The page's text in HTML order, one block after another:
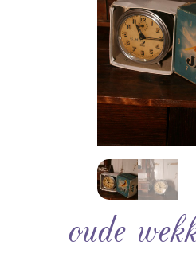
oude